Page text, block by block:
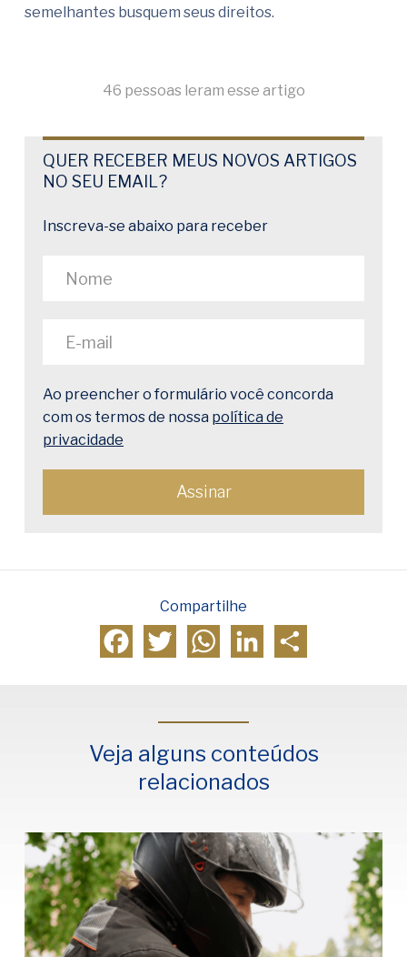
semelhantes busquem seus direitos.
46 pessoas leram esse artigo
QUER RECEBER MEUS NOVOS ARTIGOS
NO SEU EMAIL?
Inscreva-se abaixo para receber
Ao preencher o formulário você concorda
com os termos de nossa política de
privacidade
Compartilhe
FacebookTwitter WhatsAppLinkedIn
Veja alguns conteúdos
relacionados